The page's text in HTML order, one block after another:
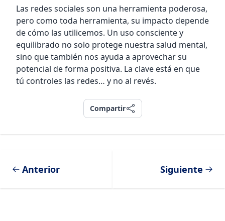
Las redes sociales son una herramienta poderosa,
pero como toda herramienta, su impacto depende
de cómo las utilicemos. Un uso consciente y
equilibrado no solo protege nuestra salud mental,
sino que también nos ayuda a aprovechar su
potencial de forma positiva. La clave está en que
tú controles las redes… y no al revés.
Compartir
Compartir
Anterior Siguiente